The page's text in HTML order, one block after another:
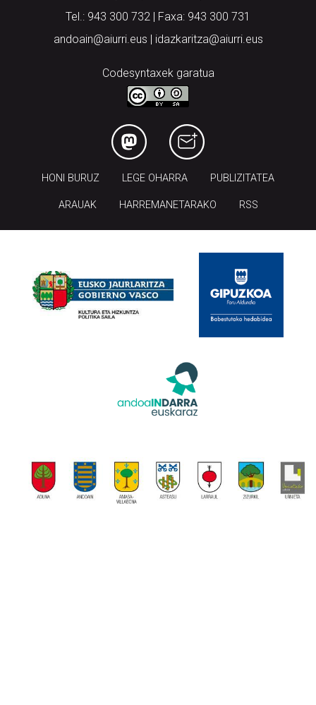
Tel.: 943 300 732 | Faxa: 943 300 731
andoain@aiurri.eus | idazkaritza@aiurri.eus
Codesyntaxek garatua
HONI BURUZ LEGE OHARRA PUBLIZITATEA
ARAUAK HARREMANETARAKO RSS